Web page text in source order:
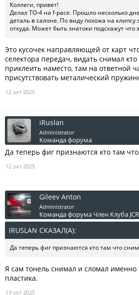
Коллеги, привет!
Делал ТО-4 на f-pace. Прошло несколько
деталь в салоне. По виду похожа на
откуда. Может быть знатоки подскажут что
Это кусочек направляющей от карт
селектора передач, видать снимал
приклеить наместо, там на ответной
присутствовать металический
12 окт 2025
iRuslan
Administrator
Команда форума
Да теперь фиг признаются кто там
12 окт 2025
Gileev Anton
Administrator
Команда форума Член Клуба JCR
IRUSLAN СКАЗАЛ(А):
Да теперь фиг признаются кто там что
Я сам тонель снимал и сломал именно
пластика.
13 окт 2025